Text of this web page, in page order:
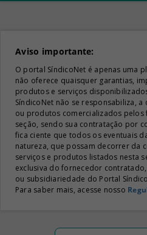
Aviso importante:
O portal SíndicoNet é apenas uma
não oferece quaisquer garantias,
produtos e serviços
SíndicoNet não se responsabiliza,
ou produtos comercializados pelos
seção, sendo sua contratação por
fica ciente que todos os eventuais
natureza, que possam decorrer da
serviços e produtos listados nesta
exclusiva do fornecedor
ou subsidiariedade do Portal
Para saber mais, acesse nosso